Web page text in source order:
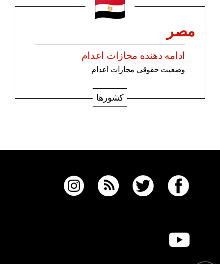
مصر
ادامه دهنده مجازات اعدام
وضعیت حقوقی مجازات اعدام
کشورها